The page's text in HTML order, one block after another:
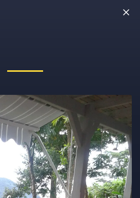
Adresse noch einmal ein oder ruf uns
9100